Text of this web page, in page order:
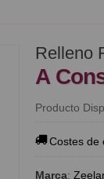
Relleno
A
Producto
Costes de
Marca: